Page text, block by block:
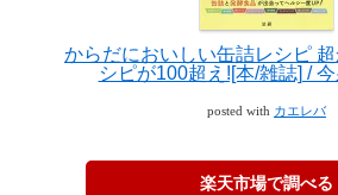
からだにおいしい缶詰レシピ
シピが100超え![本/雑誌] /
posted with カエレバ
楽天市場で調べる